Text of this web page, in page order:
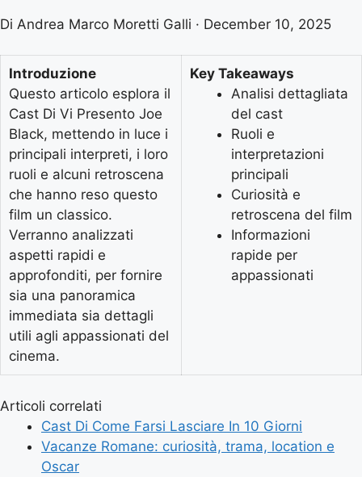
Di Andrea Marco Moretti Galli · December 10, 2025
Introduzione
Questo articolo esplora il
Cast Di Vi Presento Joe
Black, mettendo in luce i
principali interpreti, i loro
ruoli e alcuni retroscena
che hanno reso questo
film un classico.
Verranno analizzati
aspetti rapidi e
approfonditi, per fornire
sia una panoramica
immediata sia dettagli
utili agli appassionati del
cinema.
Key Takeaways
Analisi dettagliata
del cast
Ruoli e
interpretazioni
principali
Curiosità e
retroscena del film
Informazioni
rapide per
appassionati
Articoli correlati
Cast Di Come Farsi Lasciare In 10 Giorni
Vacanze Romane: curiosità, trama, location e
Oscar